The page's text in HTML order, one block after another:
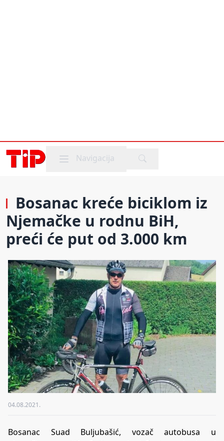
Mobile menu
Navigacija
Bosanac kreće biciklom iz
Njemačke u rodnu BiH,
preći će put od 3.000 km
04.08.2021.
Bosanac Suad Buljubašić, vozač autobusa u